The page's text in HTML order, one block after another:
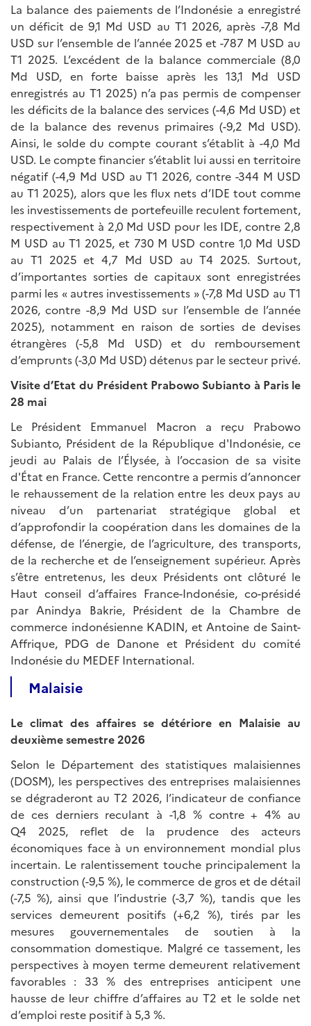
La balance des paiements de l’Indonésie a enregistré
un déficit de 9,1 Md USD au T1 2026, après -7,8 Md
USD sur l’ensemble de l’année 2025 et -787 M USD au
T1 2025. L’excédent de la balance commerciale (8,0
Md USD, en forte baisse après les 13,1 Md USD
enregistrés au T1 2025) n’a pas permis de compenser
les déficits de la balance des services (-4,6 Md USD) et
de la balance des revenus primaires (-9,2 Md USD).
Ainsi, le solde du compte courant s’établit à -4,0 Md
USD. Le compte financier s’établit lui aussi en territoire
négatif (-4,9 Md USD au T1 2026, contre -344 M USD
au T1 2025), alors que les flux nets d’IDE tout comme
les investissements de portefeuille reculent fortement,
respectivement à 2,0 Md USD pour les IDE, contre 2,8
M USD au T1 2025, et 730 M USD contre 1,0 Md USD
au T1 2025 et 4,7 Md USD au T4 2025. Surtout,
d’importantes sorties de capitaux sont enregistrées
parmi les « autres investissements » (-7,8 Md USD au T1
2026, contre -8,9 Md USD sur l’ensemble de l’année
2025), notamment en raison de sorties de devises
étrangères (-5,8 Md USD) et du remboursement
d’emprunts (-3,0 Md USD) détenus par le secteur privé.
Visite d’Etat du Président Prabowo Subianto à Paris le
28 mai
Le Président Emmanuel Macron a reçu Prabowo
Subianto, Président de la République d'Indonésie, ce
jeudi au Palais de l’Élysée, à l’occasion de sa visite
d'État en France. Cette rencontre a permis d’annoncer
le rehaussement de la relation entre les deux pays au
niveau d’un partenariat stratégique global et
d’approfondir la coopération dans les domaines de la
défense, de l’énergie, de l’agriculture, des transports,
de la recherche et de l’enseignement supérieur. Après
s’être entretenus, les deux Présidents ont clôturé le
Haut conseil d’affaires France-Indonésie, co-présidé
par Anindya Bakrie, Président de la Chambre de
commerce indonésienne KADIN, et Antoine de Saint-
Affrique, PDG de Danone et Président du comité
Indonésie du MEDEF International.
Malaisie
Le climat des affaires se détériore en Malaisie au
deuxième semestre 2026
Selon le Département des statistiques malaisiennes
(DOSM), les perspectives des entreprises malaisiennes
se dégraderont au T2 2026, l’indicateur de confiance
de ces derniers reculant à -1,8 % contre + 4% au
Q4 2025, reflet de la prudence des acteurs
économiques face à un environnement mondial plus
incertain. Le ralentissement touche principalement la
construction (-9,5 %), le commerce de gros et de détail
(-7,5 %), ainsi que l’industrie (-3,7 %), tandis que les
services demeurent positifs (+6,2 %), tirés par les
mesures gouvernementales de soutien à la
consommation domestique. Malgré ce tassement, les
perspectives à moyen terme demeurent relativement
favorables : 33 % des entreprises anticipent une
hausse de leur chiffre d’affaires au T2 et le solde net
d’emploi reste positif à 5,3 %.